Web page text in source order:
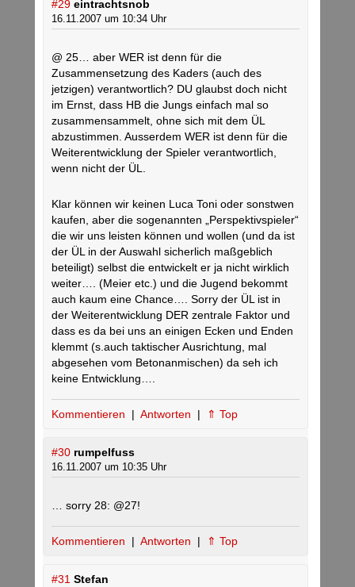
#29 eintrachtsnob
16.11.2007 um 10:34 Uhr
@ 25… aber WER ist denn für die
Zusammensetzung des Kaders (auch des
jetzigen) verantwortlich? DU glaubst doch nicht
im Ernst, dass HB die Jungs einfach mal so
zusammensammelt, ohne sich mit dem ÜL
abzustimmen. Ausserdem WER ist denn für die
Weiterentwicklung der Spieler verantwortlich,
wenn nicht der ÜL.
Klar können wir keinen Luca Toni oder sonstwen
kaufen, aber die sogenannten „Perspektivspieler“
die wir uns leisten können und wollen (und da ist
der ÜL in der Auswahl sicherlich maßgeblich
beteiligt) selbst die entwickelt er ja nicht wirklich
weiter…. (Meier etc.) und die Jugend bekommt
auch kaum eine Chance…. Sorry der ÜL ist in
der Weiterentwicklung DER zentrale Faktor und
dass es da bei uns an einigen Ecken und Enden
klemmt (s.auch taktischer Ausrichtung, mal
abgesehen vom Betonanmischen) da seh ich
keine Entwicklung….
Kommentieren | Antworten | ⇑ Top
#30 rumpelfuss
16.11.2007 um 10:35 Uhr
… sorry 28: @27!
Kommentieren | Antworten | ⇑ Top
#31 Stefan